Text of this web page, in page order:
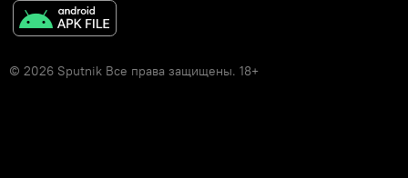
© 2026 Sputnik Все права защищены. 18+